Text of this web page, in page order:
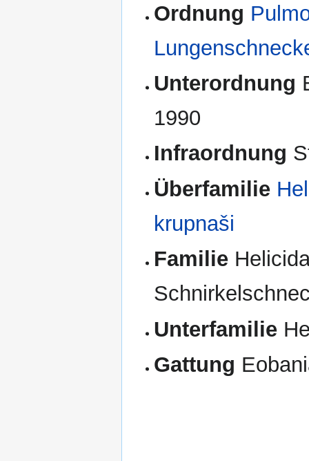
Ordnung
Unterordnung
1990
Infraordnung
Überfamilie
krupnaši
Familie
Unterfamilie
Gattung